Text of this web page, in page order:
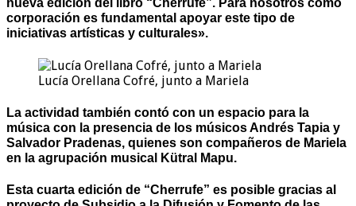
nueva edición del libro “Cherrufe”. Para nosotros como
corporación es fundamental apoyar este tipo de
iniciativas artísticas y culturales».
Lucía Orellana Cofré, junto a Mariela
La actividad también contó con un espacio para la
música con la presencia de los músicos Andrés Tapia y
Salvador Pradenas, quienes son compañeros de Mariela
en la agrupación musical Kütral Mapu.
Esta cuarta edición de “Cherrufe” es posible gracias al